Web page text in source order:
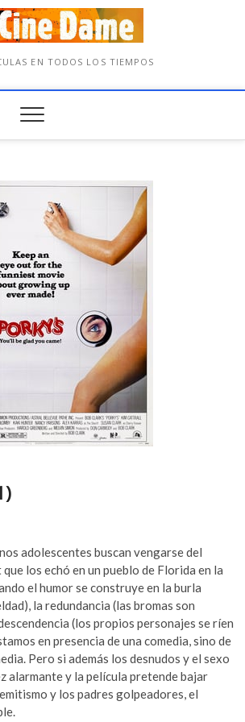
EN TODOS LOS TIEMPOS
adolescentes buscan vengarse del
los echó en un pueblo de Florida en la
el humor se construye en la burla
la redundancia (las bromas son
(los propios personajes se ríen
en presencia de una comedia, sino de
Pero si además los desnudos y el sexo
alarmante y la película pretende bajar
y los padres golpeadores, el